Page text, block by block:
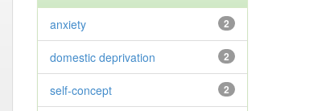
2
anxiety
2
domestic deprivation
2
self-concept